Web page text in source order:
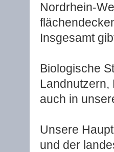
Nordrhein-
Insgesamt
Biologische
Landnutzern,
auch in
Unsere
und der